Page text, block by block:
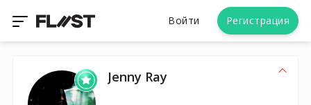
Войти Регистрация
Jenny Ray